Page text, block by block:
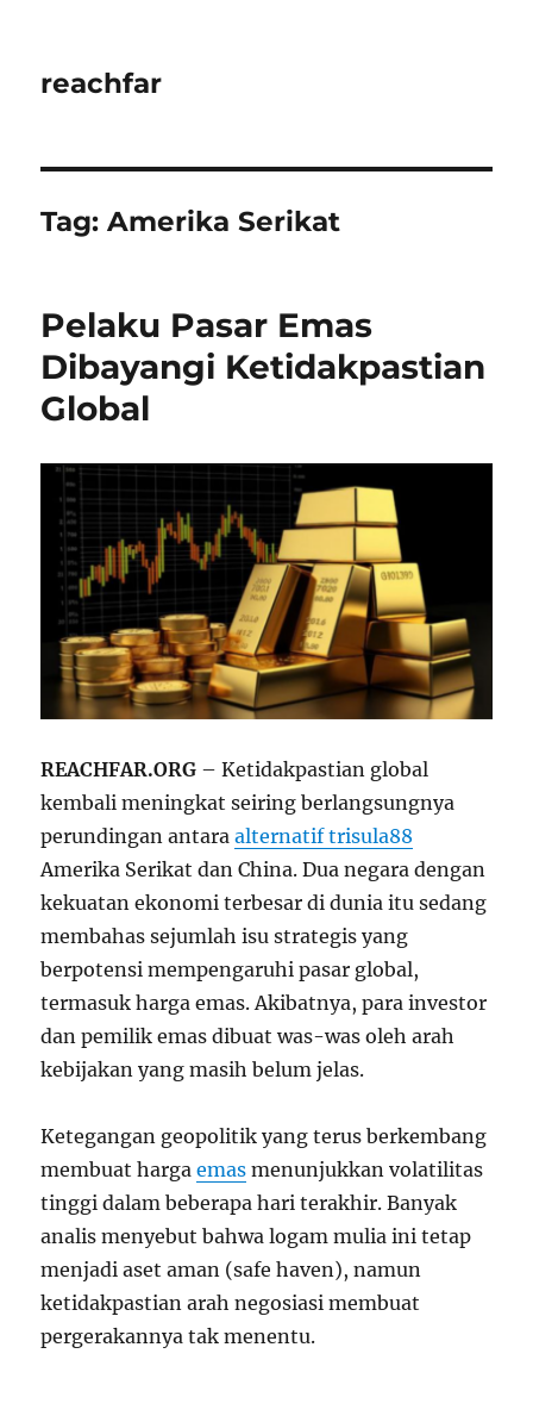
reachfar
Tag:Amerika Serikat
Pelaku Pasar Emas
Dibayangi Ketidakpastian
Global
REACHFAR.ORG – Ketidakpastian global
kembali meningkat seiring berlangsungnya
perundingan antaraalternatif trisula88
Amerika Serikat dan China. Dua negara dengan
kekuatan ekonomi terbesar di dunia itu sedang
membahas sejumlah isu strategis yang
berpotensi mempengaruhi pasar global,
termasuk harga emas. Akibatnya, para investor
dan pemilik emas dibuat was-was oleh arah
kebijakan yang masih belum jelas.
Ketegangan geopolitik yang terus berkembang
membuat hargaemas menunjukkan volatilitas
tinggi dalam beberapa hari terakhir. Banyak
analis menyebut bahwa logam mulia ini tetap
menjadi aset aman (safe haven), namun
ketidakpastian arah negosiasi membuat
pergerakannya tak menentu.